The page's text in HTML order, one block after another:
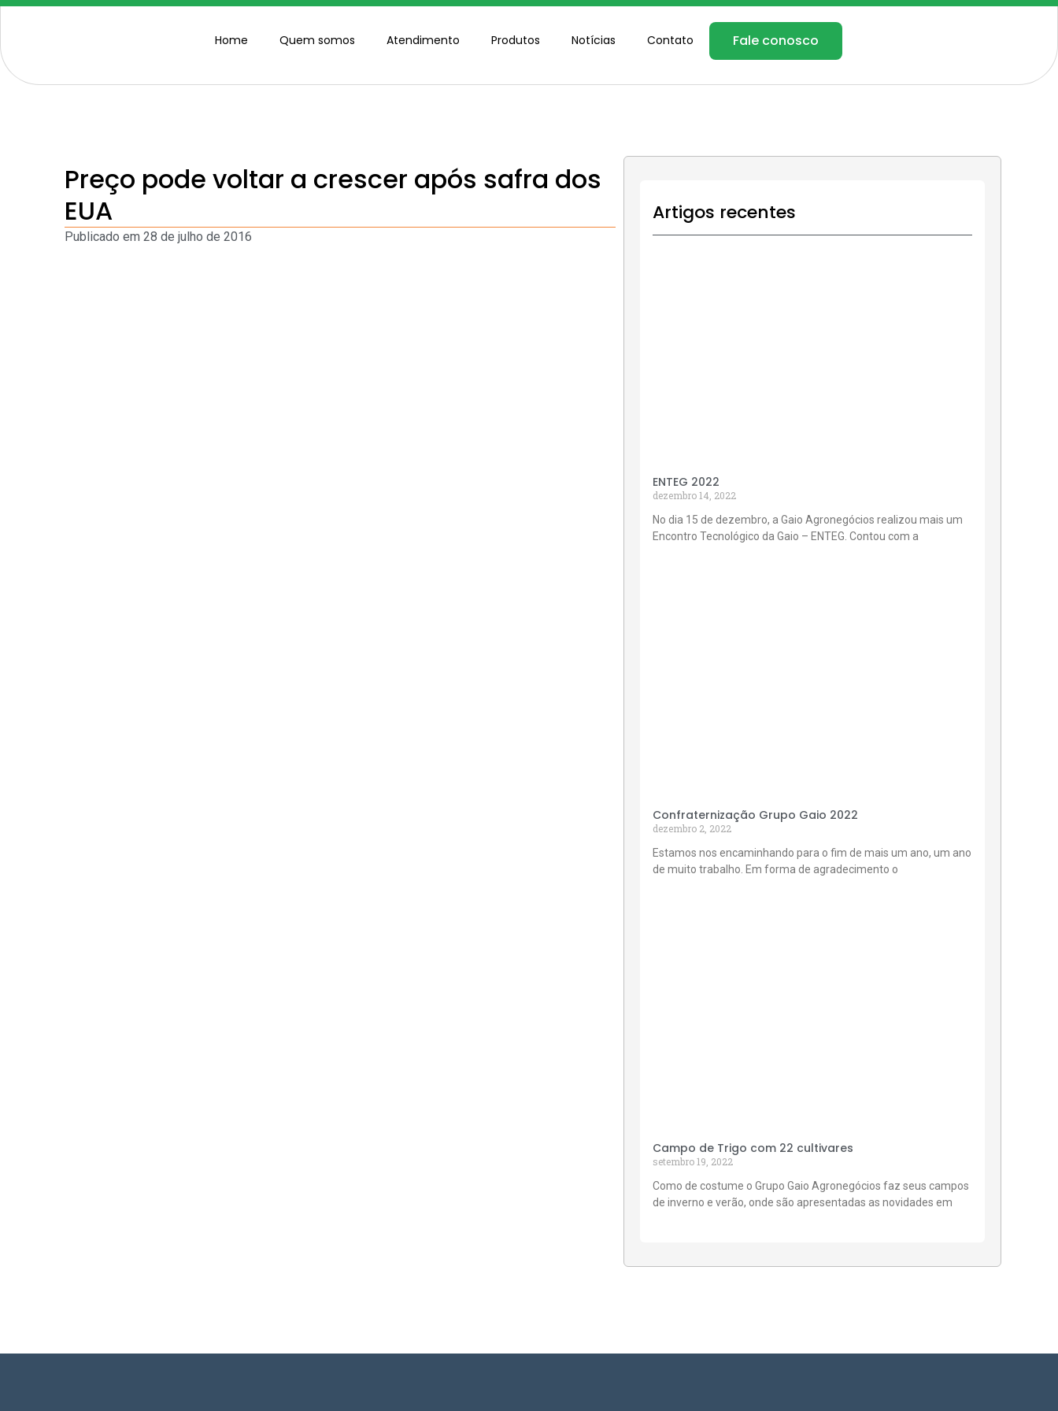
Home Quem somos Atendimento Produtos Notícias Contato Fale conosco
Preço pode voltar a crescer após safra dos
EUA
Publicado em 28 de julho de 2016
Artigos recentes
ENTEG 2022
dezembro 14, 2022
No dia 15 de dezembro, a Gaio Agronegócios realizou mais um
Encontro Tecnológico da Gaio – ENTEG. Contou com a
Confraternização Grupo Gaio 2022
dezembro 2, 2022
Estamos nos encaminhando para o fim de mais um ano, um ano
de muito trabalho. Em forma de agradecimento o
Campo de Trigo com 22 cultivares
setembro 19, 2022
Como de costume o Grupo Gaio Agronegócios faz seus campos
de inverno e verão, onde são apresentadas as novidades em